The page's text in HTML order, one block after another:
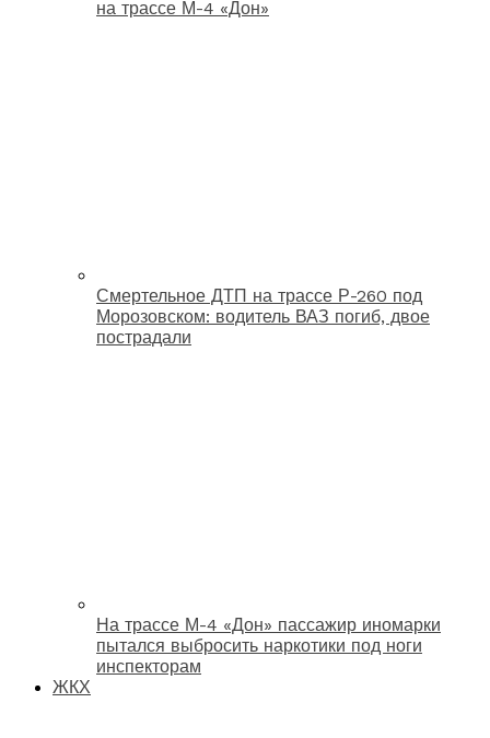
на трассе М-4 «Дон»
Смертельное ДТП на трассе Р-260 под
Морозовском: водитель ВАЗ погиб, двое
пострадали
На трассе М-4 «Дон» пассажир иномарки
пытался выбросить наркотики под ноги
инспекторам
ЖКХ